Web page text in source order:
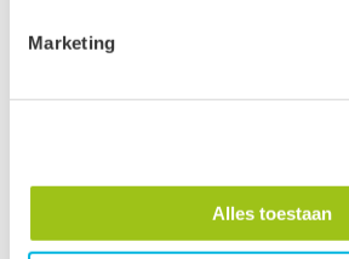
Marketing
Alles toestaan
12,50 €10,35
Pyriet